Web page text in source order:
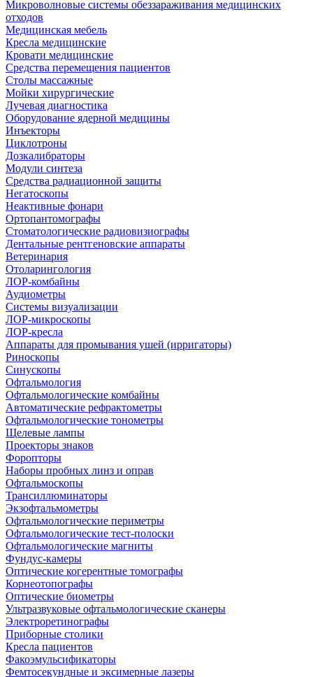
Микроволновые системы обеззараживания медицинских
отходов
Медицинская мебель
Кресла медицинские
Кровати медицинские
Средства перемещения пациентов
Столы массажные
Мойки хирургические
Лучевая диагностика
Оборудование ядерной медицины
Инъекторы
Циклотроны
Дозкалибраторы
Модули синтеза
Средства радиационной защиты
Негатоскопы
Неактивные фонари
Ортопантомографы
Стоматологические радиовизиографы
Дентальные рентгеновские аппараты
Ветеринария
Отоларингология
ЛОР-комбайны
Аудиометры
Системы визуализации
ЛОР-микроскопы
ЛОР-кресла
Аппараты для промывания ушей (ирригаторы)
Риноскопы
Синускопы
Офтальмология
Офтальмологические комбайны
Автоматические рефрактометры
Офтальмологические тонометры
Щелевые лампы
Проекторы знаков
Форопторы
Наборы пробных линз и оправ
Офтальмоскопы
Трансиллюминаторы
Экзофтальмометры
Офтальмологические периметры
Офтальмологические тест-полоски
Офтальмологические магниты
Фундус-камеры
Оптические когерентные томографы
Корнеотопографы
Оптические биометры
Ультразвуковые офтальмологические сканеры
Электроретинографы
Приборные столики
Кресла пациентов
Факоэмульсификаторы
Фемтосекундные и эксимерные лазеры